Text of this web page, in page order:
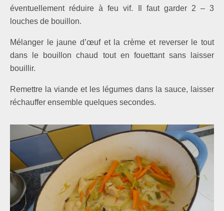
éventuellement réduire à feu vif. Il faut garder 2 – 3
louches de bouillon.
Mélanger le jaune d’œuf et la crème et reverser le tout
dans le bouillon chaud tout en fouettant sans laisser
bouillir.
Remettre la viande et les légumes dans la sauce, laisser
réchauffer ensemble quelques secondes.